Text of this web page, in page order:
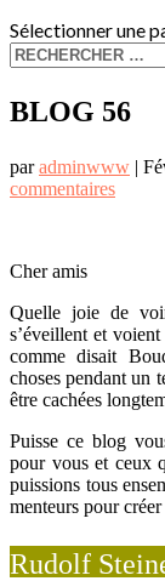
Sélectionner une
BLOG 56
paradminwww |
commentaires
Cher amis
Quelle joie de
s’éveillent et
comme disait
choses pendant un
être cachées
Puisse ce blog
pour vous et ceux
puissions tous
menteurs pour
Rudolf